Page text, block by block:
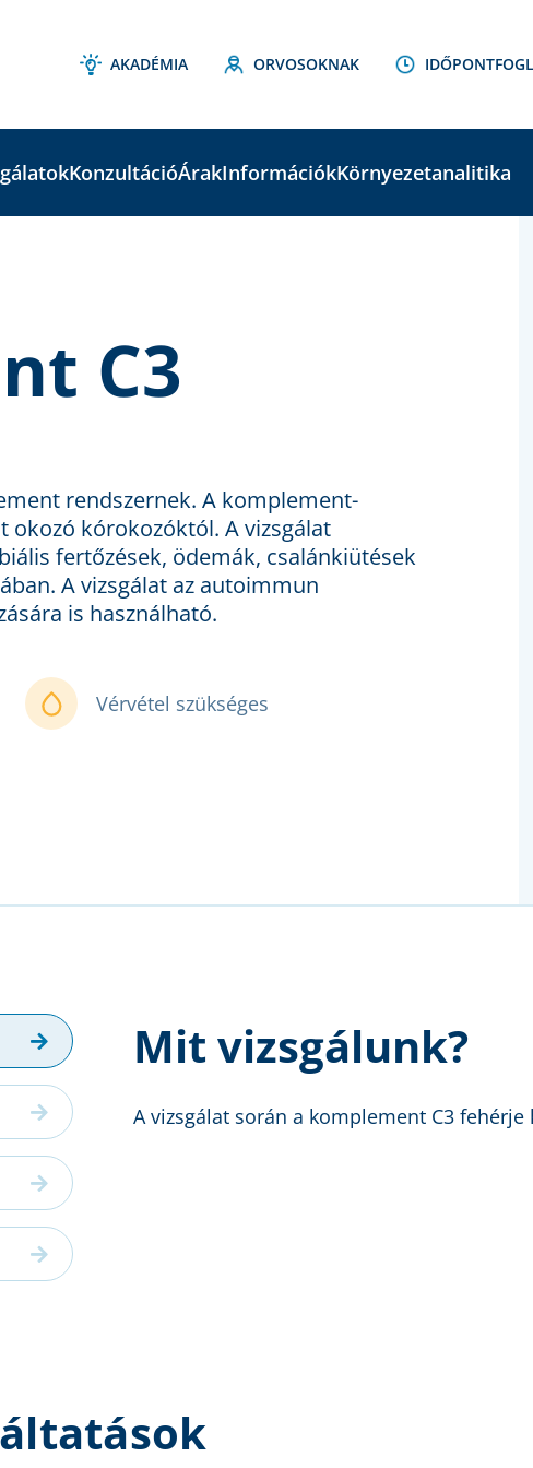
AKADÉMIA ORVOSOKNAK
KonzultációÁrakInformációkKörnyezetanalitika
C3
rendszernek. A komplement-
okozó kórokozóktól. A vizsgálat
fertőzések, ödemák, csalánkiütések
A vizsgálat az autoimmun
is használható.
Vérvétel szükséges
Mit vizsgálunk?
A vizsgálat során a komplement C3